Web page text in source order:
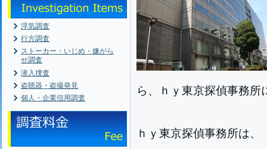
浮気調査
行方調査
ストーカー・いじめ・嫌がら
せ調査
潜入捜査
盗聴器・盗撮発見
個人・企業信用調査
ら、ｈｙ東京探偵事務所
ｈｙ東京探偵事務所は、